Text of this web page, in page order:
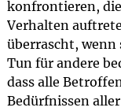
konfrontieren,
Verhalten
überrascht, wenn
Tun für andere
dass alle
Bedürfnissen